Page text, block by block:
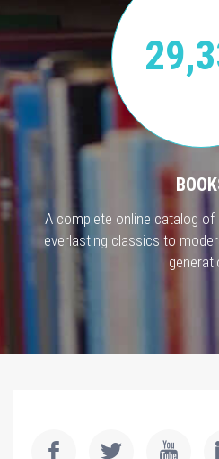
A complete online catalog of
everlasting classics to